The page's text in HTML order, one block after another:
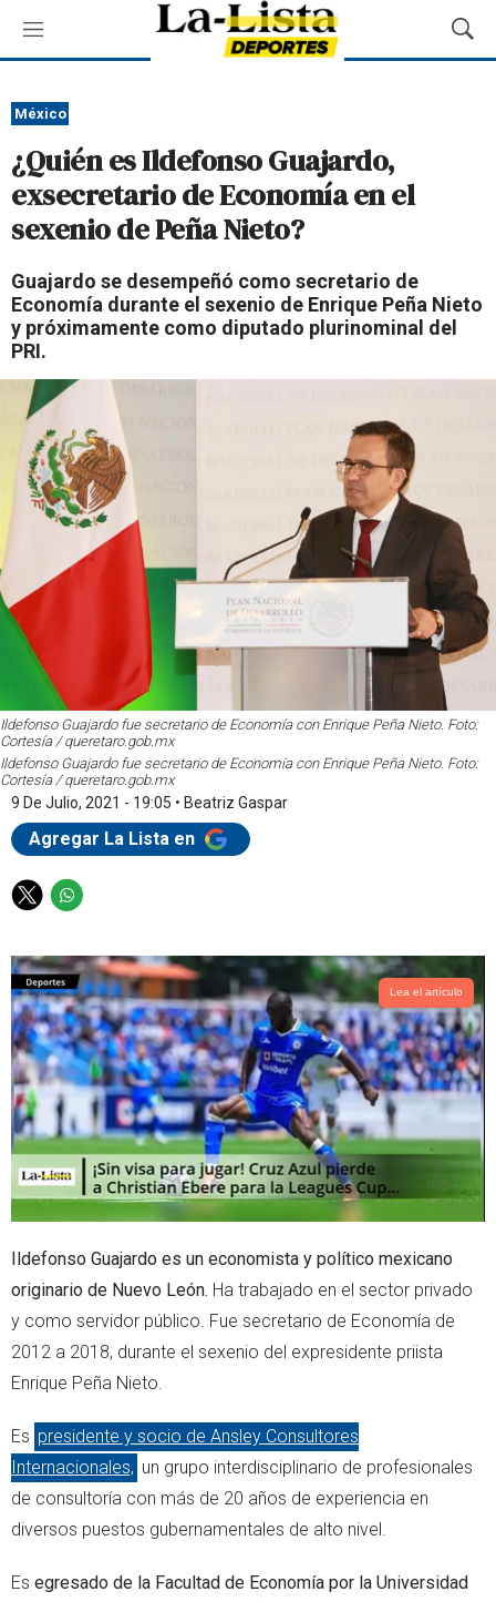
M
e
ú
M
o
u
e
México
¿Quién es Ildefonso Guajardo,
exsecretario de Economía en el
sexenio de Peña Nieto?
Guajardo se desempeñó como secretario de
Economía durante el sexenio de Enrique Peña Nieto
y próximamente como diputado plurinominal del
PRI.
Ildefonso Guajardo fue secretario de Economía con Enrique Peña Nieto. Foto:
Cortesía / queretaro.gob.mx
Ildefonso Guajardo fue secretario de Economía con Enrique Peña Nieto. Foto:
Cortesía / queretaro.gob.mx
9 De Julio, 2021 - 19:05 • Beatriz Gaspar
Agregar La Lista en
T
i
t
t
e
r
W
a
t
s
a
p
p
Lea el artículo
Ildefonso Guajardo es un economista y político mexicano
originario de Nuevo León. Ha trabajado en el sector privado
y como servidor público. Fue secretario de Economía de
2012 a 2018, durante el sexenio del expresidente priista
Enrique Peña Nieto.
Es presidente y socio de Ansley Consultores
Internacionales, un grupo interdisciplinario de profesionales
de consultoría con más de 20 años de experiencia en
diversos puestos gubernamentales de alto nivel.
Es egresado de la Facultad de Economía por la Universidad